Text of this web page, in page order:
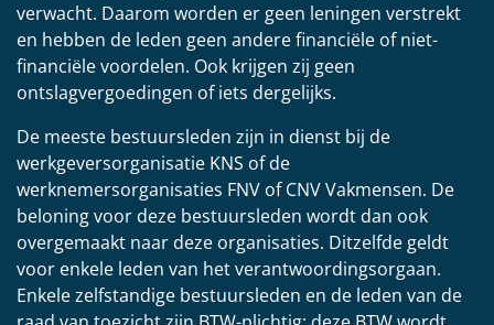
verwacht. Daarom worden er geen leningen verstrekt
en hebben de leden geen andere financiële of niet-
financiële voordelen. Ook krijgen zij geen
ontslagvergoedingen of iets dergelijks.
De meeste bestuursleden zijn in dienst bij de
werkgeversorganisatie KNS of de
werknemersorganisaties FNV of CNV Vakmensen. De
beloning voor deze bestuursleden wordt dan ook
overgemaakt naar deze organisaties. Ditzelfde geldt
voor enkele leden van het verantwoordingsorgaan.
Enkele zelfstandige bestuursleden en de leden van de